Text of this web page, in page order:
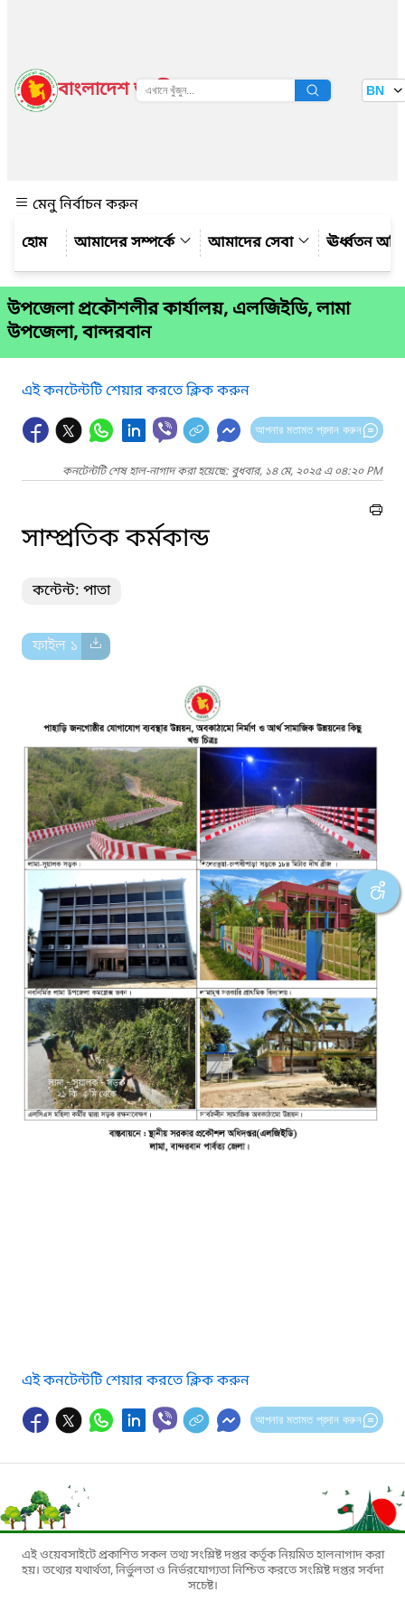
বাংলাদেশ জাতীয় তথ্য বাতায়ন BN
মেনু নির্বাচন করুন
আমাদের সম্পর্কে
আমাদের সেবা ঊর্ধ্বতন
উপজেলা প্রকৌশলীর কার্যালয়, এলজিইডি, লামা
উপজেলা, বান্দরবান
এই কনটেন্টটি শেয়ার করতে ক্লিক করুন
আপনার মতামত প্রদান করুন
কনটেন্টটি শেষ হাল-নাগাদ করা হয়েছে: বুধবার, ১৪ মে, ২০২৫ এ ০৪:২০ PM
সাম্প্রতিক কর্মকান্ড
কন্টেন্ট: পাতা
ফাইল ১
এই কনটেন্টটি শেয়ার করতে ক্লিক করুন
আপনার মতামত প্রদান করুন
এই ওয়েবসাইটে প্রকাশিত সকল তথ্য সংশ্লিষ্ট দপ্তর কর্তৃক নিয়মিত হালনাগাদ করা
হয়। তথ্যের যথার্থতা, নির্ভুলতা ও নির্ভরযোগ্যতা নিশ্চিত করতে সংশ্লিষ্ট দপ্তর সর্বদা
সচেষ্ট।